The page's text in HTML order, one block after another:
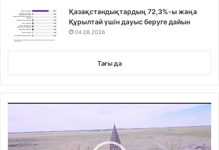
Қазақстандықтардың 72,3%-ы жаңа
Құрылтай үшін дауыс беруге дайын
04.08.2026
Тағы да